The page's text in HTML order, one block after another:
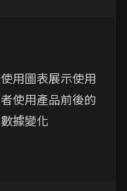
使用圖表展示使用
者使用產品前後的
數據變化